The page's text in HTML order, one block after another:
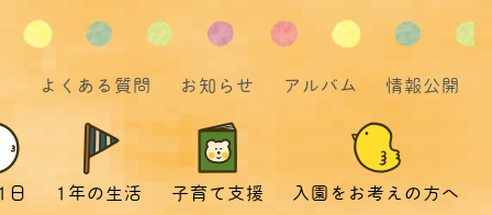
よくある質問 お知らせ アルバム 情報公開
日 1年の生活 子育て支援 入園をお考えの方へ